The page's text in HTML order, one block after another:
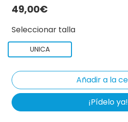
49,00€
Seleccionar talla
UNICA
¡Pídelo ya!